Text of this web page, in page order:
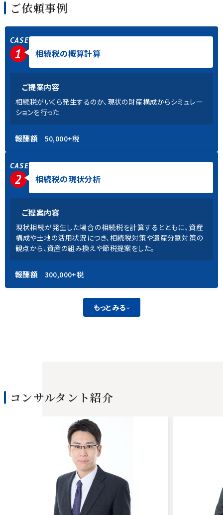
ご依頼事例
CASE
1 相続税の概算計算
ご提案内容
相続税がいくら発生するのか、現状の財産構成からシミュレー
ションを行った
報酬額 50,000+税
CASE
2 相続税の現状分析
ご提案内容
現状相続が発生した場合の相続税を計算するとともに、資産
構成や土地の活用状況につき、相続税対策や遺産分割対策の
観点から、資産の組み換えや節税提案をした。
報酬額 300,000+税
もっとみる
コンサルタント紹介